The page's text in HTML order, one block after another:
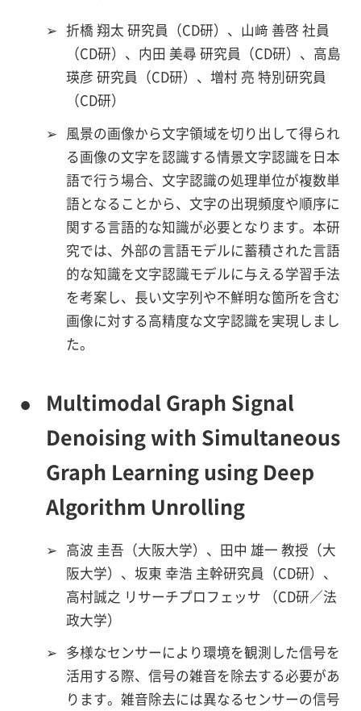
➢ 折橋 翔太 研究員（CD研）、山﨑 善啓 社員
（CD研）、内田 美尋 研究員（CD研）、高島
瑛彦 研究員（CD研）、増村 亮 特別研究員
（CD研）
➢ 風景の画像から文字領域を切り出して得られ
る画像の文字を認識する情景文字認識を日本
語で行う場合、文字認識の処理単位が複数単
語となることから、文字の出現頻度や順序に
関する言語的な知識が必要となります。本研
究では、外部の言語モデルに蓄積された言語
的な知識を文字認識モデルに与える学習手法
を考案し、長い文字列や不鮮明な箇所を含む
画像に対する高精度な文字認識を実現しまし
た。
●
Multimodal Graph Signal
Denoising with Simultaneous
Graph Learning using Deep
Algorithm Unrolling
➢ 高波 圭吾（大阪大学）、田中 雄一 教授（大
阪大学）、坂東 幸浩 主幹研究員（CD研）、
高村誠之 リサーチプロフェッサ （CD研／法
政大学）
➢ 多様なセンサーにより環境を観測した信号を
活用する際、信号の雑音を除去する必要があ
ります。雑音除去には異なるセンサーの信号